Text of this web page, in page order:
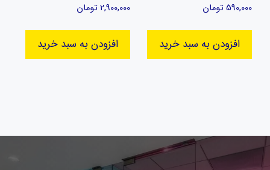
590,000تومان
افزودن به سبد خرید
2,900,000تومان
افزودن به سبد خرید